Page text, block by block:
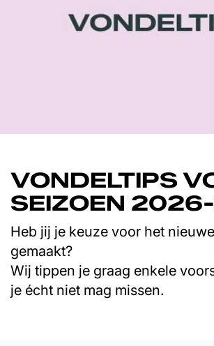
VONDELTIPS
SEIZOEN
Heb jij je keuze voor het
gemaakt?
Wij tippen je graag enkele
je écht niet mag missen.